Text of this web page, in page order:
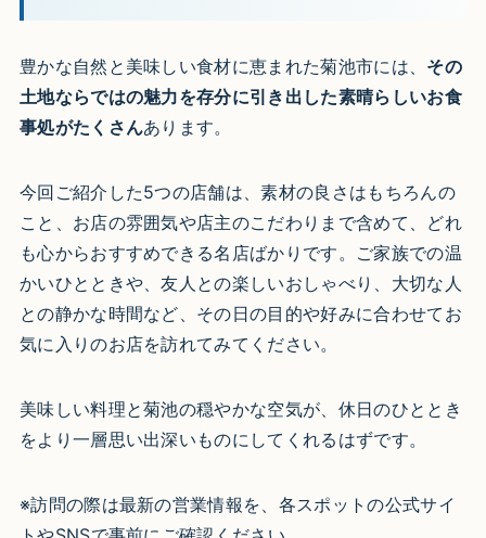
豊かな自然と美味しい食材に恵まれた菊池市には、 その
土地ならではの魅力を存分に引き出した素晴らしいお食
事処がたくさんあります。
今回ご紹介した5つの店舗は、素材の良さはもちろんの
こと、お店の雰囲気や店主のこだわりまで含めて、どれ
も心からおすすめできる名店ばかりです。ご家族での温
かいひとときや、友人との楽しいおしゃべり、大切な人
との静かな時間など、その日の目的や好みに合わせてお
気に入りのお店を訪れてみてください。
美味しい料理と菊池の穏やかな空気が、休日のひととき
をより一層思い出深いものにしてくれるはずです。
※訪問の際は最新の営業情報を、各スポットの公式サイ